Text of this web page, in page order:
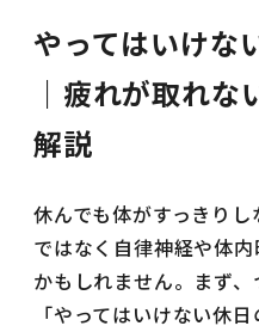
やってはいけな
｜疲れが取れな
解説
休んでも体がすっきりし
ではなく自律神経や体
かもしれません。まず
「やってはいけない休